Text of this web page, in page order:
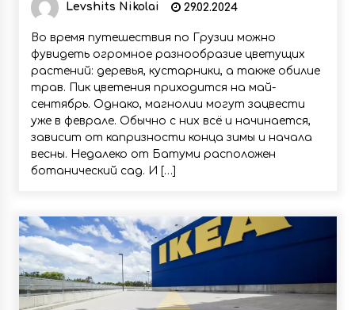
Levshits Nikolai 29.02.2024
Во время путешествия по Грузии можно
фувидеть огромное разнообразие цветущих
растений: деревья, кустарники, а также обилие
трав. Пик цветения приходится на май-
сентябрь. Однако, магнолии могут зацвести
уже в феврале. Обычно с них всё и начинается,
зависит от капризности конца зимы и начала
весны. Недалеко от Батуми расположен
ботанический сад. И […]